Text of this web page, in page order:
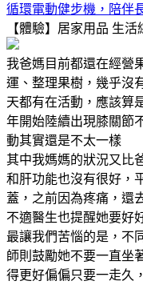
循環電動健步機，陪伴
【體驗】居家用品 生活
我爸媽目前都還在經營
運、整理果樹，幾乎沒
天都有在活動，應該算
年開始陸續出現膝關節
動其實還是不太一樣
其中我媽媽的狀況又比
和肝功能也沒有很好，
蓋，之前因為疼痛，還
不適醫生也提醒她要好
最讓我們苦惱的是，不
師則鼓勵她不要一直坐
得更好偏偏只要一走久